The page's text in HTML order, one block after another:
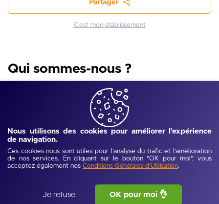
Nous utilisons des cookies pour améliorer l'expérience
de navigation.
Ces cookies nous sont utiles pour l'analyse du trafic et l'amélioration
de nos services. En cliquant sur le bouton "OK pour moi", vous
acceptez également nos Conditions Générales d'Utilisation.
Je refuse OK pour moi 👌
Partager
C'est mon établissement
Qui sommes-nous ?
Aucune information n'est disponible pour le moment.